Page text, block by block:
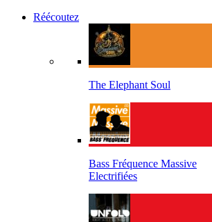
Réécoutez
The Elephant Soul
Bass Fréquence Massive
Electrifiées